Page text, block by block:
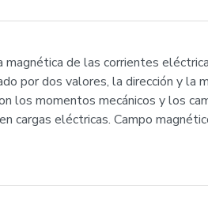
magnética de las corrientes
por dos valores, la dirección y la
los momentos mecánicos y los
cargas eléctricas. Campo